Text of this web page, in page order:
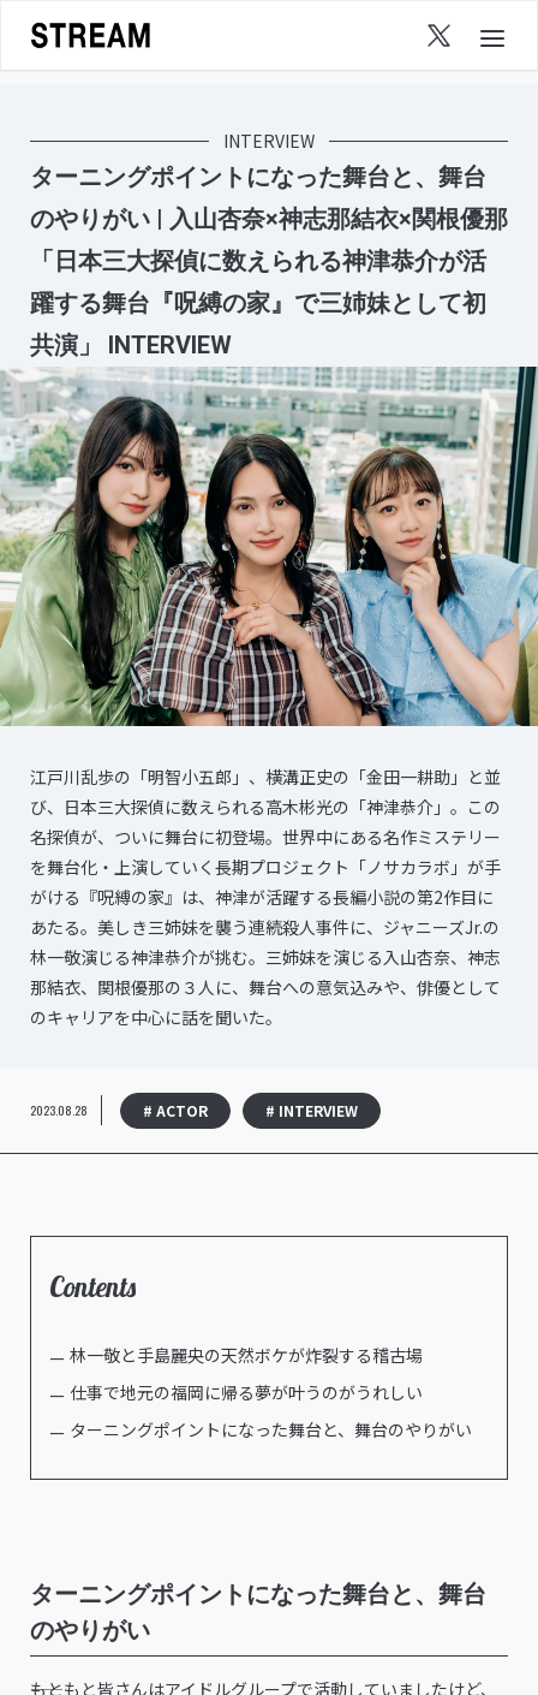
content
INTERVIEW
ターニングポイントになった舞台と、舞台
のやりがい | 入山杏奈×神志那結衣×関根優那
「日本三大探偵に数えられる神津恭介が活
躍する舞台『呪縛の家』で三姉妹として初
共演」 INTERVIEW
江戸川乱歩の「明智小五郎」、横溝正史の「金田一耕助」と並
び、日本三大探偵に数えられる高木彬光の「神津恭介」。この
名探偵が、ついに舞台に初登場。世界中にある名作ミステリー
を舞台化・上演していく長期プロジェクト「ノサカラボ」が手
がける『呪縛の家』は、神津が活躍する長編小説の第2作目に
あたる。美しき三姉妹を襲う連続殺人事件に、ジャニーズJr.の
林一敬演じる神津恭介が挑む。三姉妹を演じる入山杏奈、神志
那結衣、関根優那の３人に、舞台への意気込みや、俳優として
のキャリアを中心に話を聞いた。
2023.08.28 # ACTOR # INTERVIEW
Contents
林一敬と手島麗央の天然ボケが炸裂する稽古場
仕事で地元の福岡に帰る夢が叶うのがうれしい
ターニングポイントになった舞台と、舞台のやりがい
ターニングポイントになった舞台と、舞台
のやりがい
――もともと皆さんはアイドルグループで活動していましたけど、